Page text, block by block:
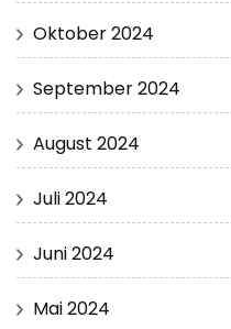
Oktober 2024
September 2024
August 2024
Juli 2024
Juni 2024
Mai 2024